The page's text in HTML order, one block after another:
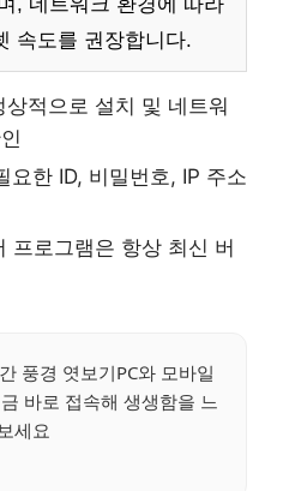
속도를 권장합니다.
상적으로 설치 및 네트워
요한 ID, 비밀번호, IP 주소
프로그램은 항상 최신 버
풍경 엿보기PC와 모바일
바로 접속해 생생함을 느
세요